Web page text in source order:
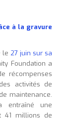
à la gravure
le 27 juin sur sa
Foundation a
récompenses
activités de
maintenance.
entraîné une
41 millions de